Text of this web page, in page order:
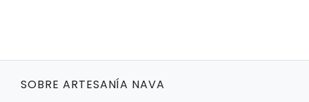
SOBRE ARTESANÍA NAVA